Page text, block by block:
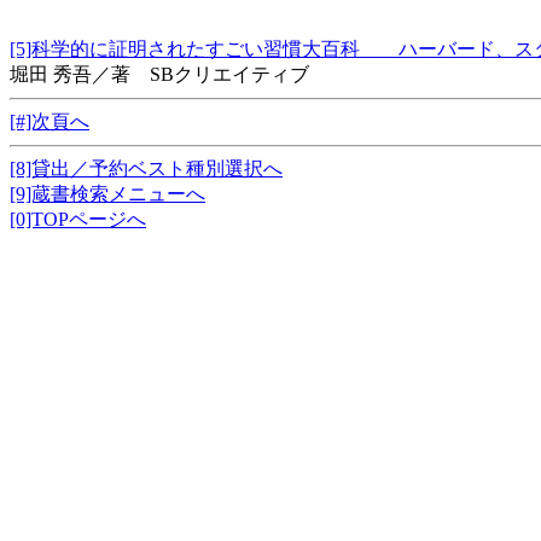
[5]科学的に証明されたすごい習慣大百科 ハーバード、
堀田 秀吾／著 SBクリエイティブ
[#]次頁へ
[8]貸出／予約ベスト種別選択へ
[9]蔵書検索メニューへ
[0]TOPページへ